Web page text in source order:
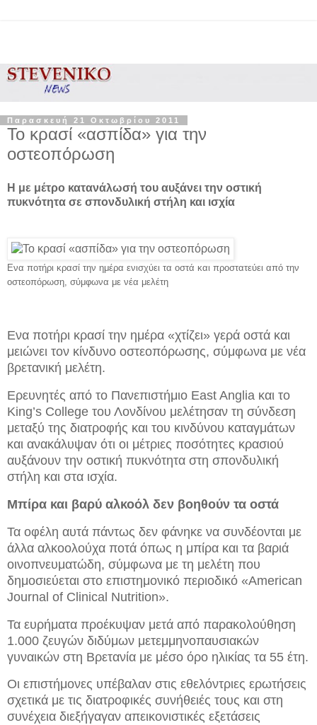
Παρασκευή 21 Οκτωβρίου 2011
Το κρασί «ασπίδα» για την
οστεοπόρωση
Η με μέτρο κατανάλωσή του αυξάνει την οστική
πυκνότητα σε σπονδυλική στήλη και ισχία
Ενα ποτήρι κρασί την ημέρα ενισχύει τα οστά και προστατεύει από την
οστεοπόρωση, σύμφωνα με νέα μελέτη
Ενα ποτήρι κρασί την ημέρα «χτίζει» γερά οστά και
μειώνει τον κίνδυνο οστεοπόρωσης, σύμφωνα με νέα
βρετανική μελέτη.
Ερευνητές από το Πανεπιστήμιο East Anglia και το
King’s College του Λονδίνου μελέτησαν τη σύνδεση
μεταξύ της διατροφής και του κινδύνου καταγμάτων
και ανακάλυψαν ότι οι μέτριες ποσότητες κρασιού
αυξάνουν την οστική πυκνότητα στη σπονδυλική
στήλη και στα ισχία.
Μπίρα και βαρύ αλκοόλ δεν βοηθούν τα οστά
Τα οφέλη αυτά πάντως δεν φάνηκε να συνδέονται με
άλλα αλκοολούχα ποτά όπως η μπίρα και τα βαριά
οινοπνευματώδη, σύμφωνα με τη μελέτη που
δημοσιεύεται στο επιστημονικό περιοδικό «American
Journal of Clinical Nutrition».
Τα ευρήματα προέκυψαν μετά από παρακολούθηση
1.000 ζευγών διδύμων μετεμμηνοπαυσιακών
γυναικών στη Βρετανία με μέσο όρο ηλικίας τα 55 έτη.
Οι επιστήμονες υπέβαλαν στις εθελόντριες ερωτήσεις
σχετικά με τις διατροφικές συνήθειές τους και στη
συνέχεια διεξήγαγαν απεικονιστικές εξετάσεις